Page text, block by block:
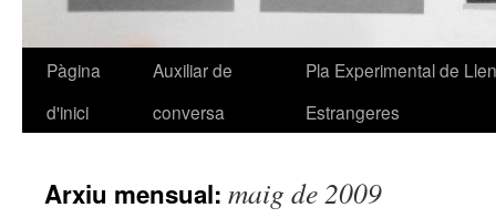
Vés
Pàgina
d'inici
Auxiliar de
conversa
Pla Experimental de
Estrangeres
Arxiu mensual: maig de 2009